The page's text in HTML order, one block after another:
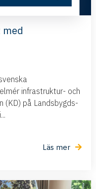
infrastruktur- och
(KD) på Landsbygds-
Läs mer